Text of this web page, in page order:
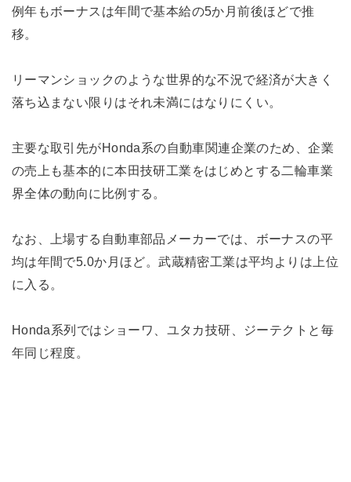
例年もボーナスは年間で基本給の5か月前後ほどで推
移。
リーマンショックのような世界的な不況で経済が大きく
落ち込まない限りはそれ未満にはなりにくい。
主要な取引先がHonda系の自動車関連企業のため、企業
の売上も基本的に本田技研工業をはじめとする二輪車業
界全体の動向に比例する。
なお、上場する自動車部品メーカーでは、ボーナスの平
均は年間で5.0か月ほど。武蔵精密工業は平均よりは上位
に入る。
Honda系列ではショーワ、ユタカ技研、ジーテクトと毎
年同じ程度。